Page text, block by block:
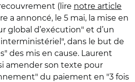
(lire notre article
a annoncé, le 5 mai, la mise en
global d’exécution" et d’un
dans le but de
des mis en cause. Laurent
amender son texte pour
du paiement en "3 fois